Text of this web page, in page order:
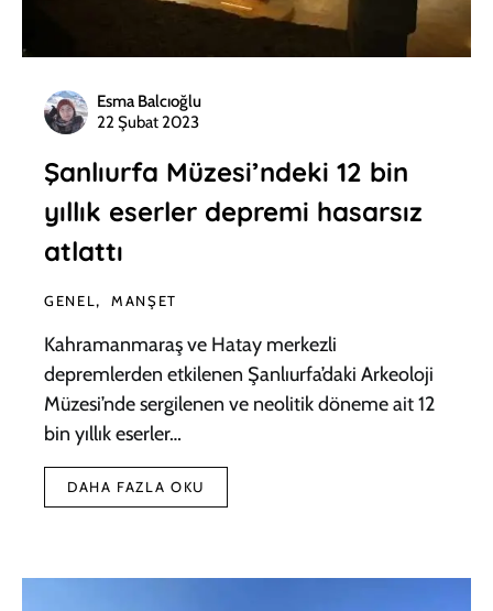
Esma Balcıoğlu
22 Şubat 2023
Şanlıurfa Müzesi’ndeki 12 bin
yıllık eserler depremi hasarsız
atlattı
GENEL MANŞET
Kahramanmaraş ve Hatay merkezli
depremlerden etkilenen Şanlıurfa’daki Arkeoloji
Müzesi’nde sergilenen ve neolitik döneme ait 12
bin yıllık eserler…
DAHA FAZLA OKU